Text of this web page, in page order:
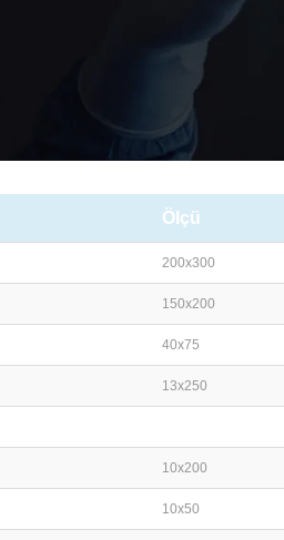
Ölçü
200x300
150x200
40x75
13x250
10x200
10x50